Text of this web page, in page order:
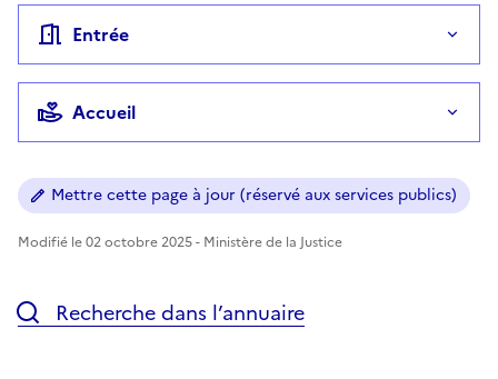
Entrée
Accueil
Mettre cette page à jour (réservé aux services publics)
Modifié le 02 octobre 2025 - Ministère de la Justice
Recherche dans l’annuaire